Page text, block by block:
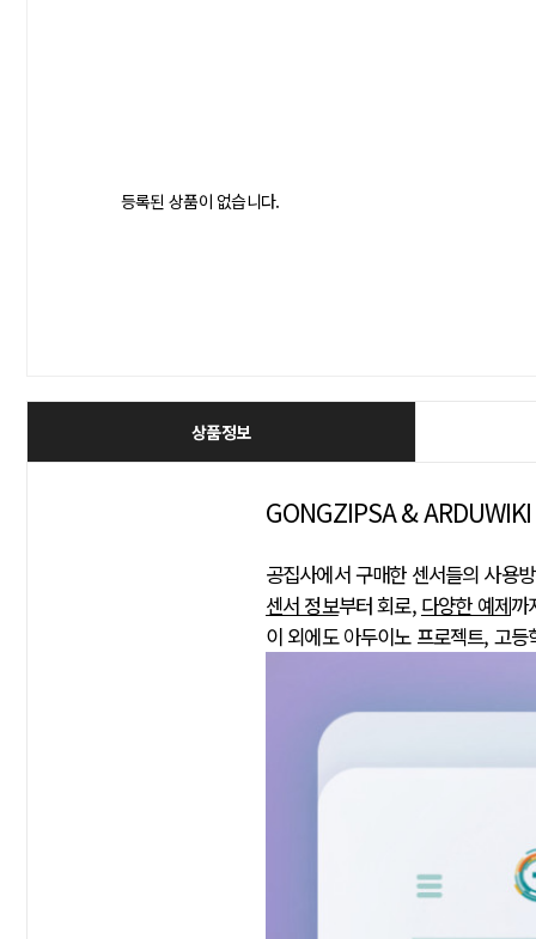
등록된 상품이 없습니다.
상품정보
GONGZIPSA & ARDUWIKI
공집사에서 구매한 센서들의 사용
센서 정보부터 회로, 다양한 예제까
이 외에도 아두이노 프로젝트, 고